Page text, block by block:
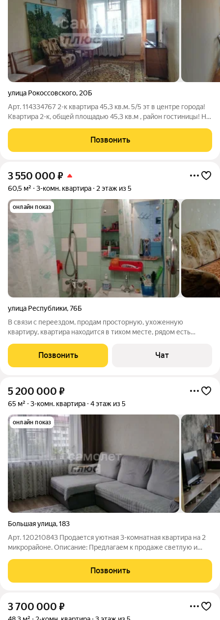
улица Рокоссовского, 20Б
Арт. 114334767 2-к квартира 45,3 кв.м. 5/5 эт в центре города!
Квартира 2-к, общей площадью 45,3 кв.м , район гостиницы! На
стенах .Горячая
Позвонить
3 550 000 ₽
60,5 м² 3-комн. квартира 2 этаж из 5
онлайн показ
улица Республики,76Б
В связи с переездом, продам просторную, ухоженную
квартиру, квартира находится в тихом месте, рядом есть
Солнечная сторона. Хорошие соседи. частично остается
мебель. Трехкомнатная квартира по цене
Позвонить Чат
5 200 000 ₽
65 м² 3-комн. квартира 4 этаж из 5
онлайн показ
Большая улица,183
Арт. 120210843 Продается уютная 3-комнатная квартира на 2
микрорайоне. Описание: Предлагаем к продаже светлую и
районе 2 Микрорайон. Идеальный вариант для комфортной
жизни, инвестиции или покупки
Позвонить
3 700 000 ₽